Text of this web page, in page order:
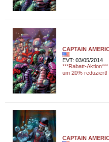
CAPTAIN
EVT: 03/05/2014
***Rabatt-
um 20% reduziert!
CAPTAIN